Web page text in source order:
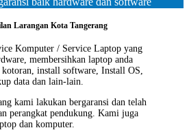
Larangan Kota Tangerang
Komputer / Service Laptop yang
membersihkan laptop anda
install software, Install OS,
data dan lain-lain.
kami lakukan bergaransi dan telah
perangkat pendukung. Kami juga
dan komputer.